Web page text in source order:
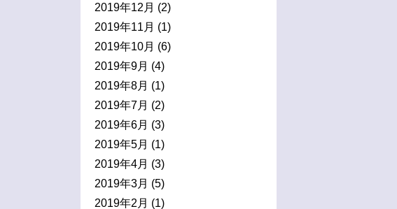
2019年12月 (2)
2019年11月 (1)
2019年10月 (6)
2019年9月 (4)
2019年8月 (1)
2019年7月 (2)
2019年6月 (3)
2019年5月 (1)
2019年4月 (3)
2019年3月 (5)
2019年2月 (1)